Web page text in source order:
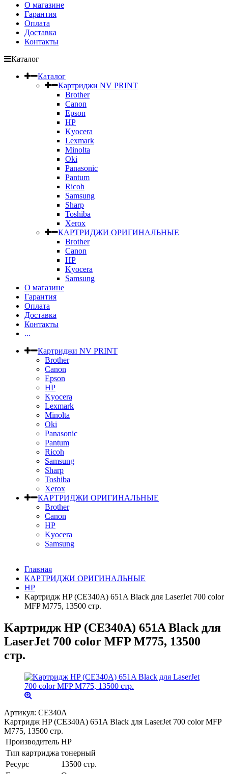
О магазине
Гарантия
Оплата
Доставка
Контакты
Каталог
Каталог
Картриджи NV PRINT
Brother
Canon
Epson
HP
Kyocera
Lexmark
Minolta
Oki
Panasonic
Pantum
Ricoh
Samsung
Sharp
Toshiba
Xerox
КАРТРИДЖИ ОРИГИНАЛЬНЫЕ
Brother
Canon
HP
Kyocera
Samsung
О магазине
Гарантия
Оплата
Доставка
Контакты
...
Картриджи NV PRINT
Brother
Canon
Epson
HP
Kyocera
Lexmark
Minolta
Oki
Panasonic
Pantum
Ricoh
Samsung
Sharp
Toshiba
Xerox
КАРТРИДЖИ ОРИГИНАЛЬНЫЕ
Brother
Canon
HP
Kyocera
Samsung
Главная
КАРТРИДЖИ ОРИГИНАЛЬНЫЕ
HP
Kартридж HP (CE340A) 651A Black для LaserJet 700 color
MFP M775, 13500 стр.
Kартридж HP (CE340A) 651A Black для
LaserJet 700 color MFP M775, 13500
стр.
Артикул: CE340A
Kартридж HP (CE340A) 651A Black для LaserJet 700 color MFP
M775, 13500 стр.
Производитель HP
Тип картриджа тонерный
Ресурс
13500 стр.